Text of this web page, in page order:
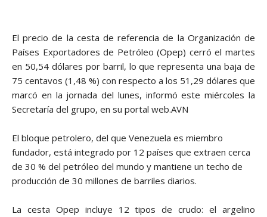
El precio de la cesta de referencia de la Organización de
Países Exportadores de Petróleo (Opep) cerró el martes
en 50,54 dólares por barril, lo que representa una baja de
75 centavos (1,48 %) con respecto a los 51,29 dólares que
marcó en la jornada del lunes, informó este miércoles la
Secretaría del grupo, en su portal web.AVN
El bloque petrolero, del que Venezuela es miembro
fundador, está integrado por 12 países que extraen cerca
de 30 % del petróleo del mundo y mantiene un techo de
producción de 30 millones de barriles diarios.
La cesta Opep incluye 12 tipos de crudo: el argelino